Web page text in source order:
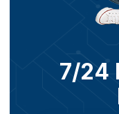
7/24